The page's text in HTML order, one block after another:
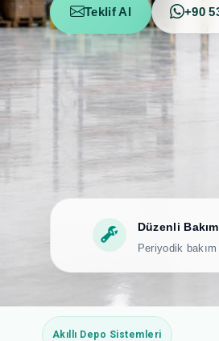
Teklif Al +90
Düzenli Bakım
Periyodik
Akıllı Depo Sistemleri